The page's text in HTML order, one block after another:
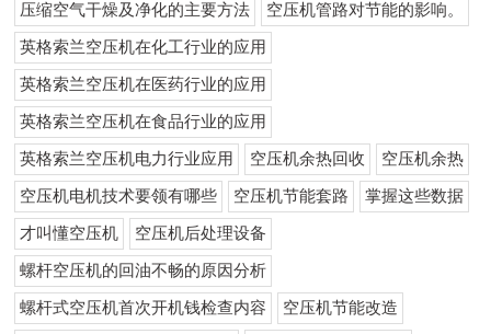
压缩空气干燥及净化的主要方法 空压机管路对节能的影响。
英格索兰空压机在化工行业的应用
英格索兰空压机在医药行业的应用
英格索兰空压机在食品行业的应用
英格索兰空压机电力行业应用 空压机余热回收 空压机余热
空压机电机技术要领有哪些 空压机节能套路 掌握这些数据
才叫懂空压机 空压机后处理设备
螺杆空压机的回油不畅的原因分析
螺杆式空压机首次开机钱检查内容 空压机节能改造